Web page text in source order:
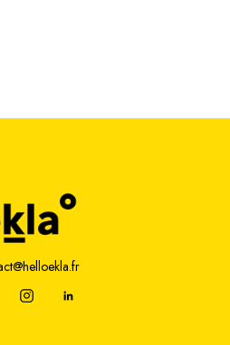
Joseph Fourier
Beaucouzé
|Mentions Légales